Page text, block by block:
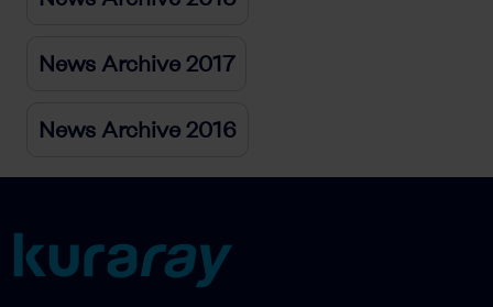
News Archive 2017
News Archive 2016